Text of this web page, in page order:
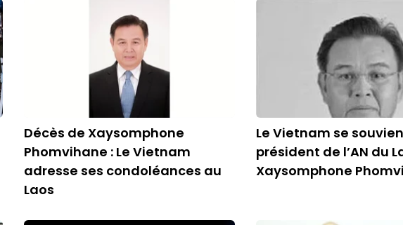
Décès de Xaysomphone
Phomvihane : Le Vietnam
adresse ses condoléances au
Laos
Le Vietnam se
président de l’AN du
Xaysomphone